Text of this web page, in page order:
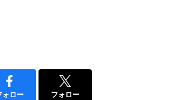
ォロー フォロー